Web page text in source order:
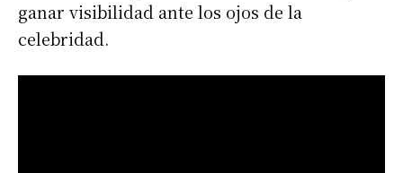
ganar visibilidad ante los ojos de la
celebridad.